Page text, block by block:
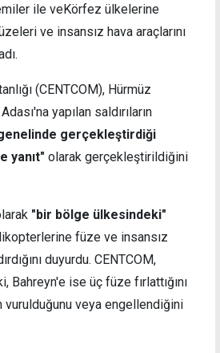
ile veKörfez ülkelerine
ve insansız hava araçlarını
(CENTCOM), Hürmüz
yapılan saldırıların
gerçekleştirdiği
yanıt" olarak gerçekleştirildiğini
"bir bölge ülkesindeki"
füze ve insansız
duyurdu. CENTCOM,
Bahreyn'e ise üç füze fırlattığını
vurulduğunu veya engellendiğini